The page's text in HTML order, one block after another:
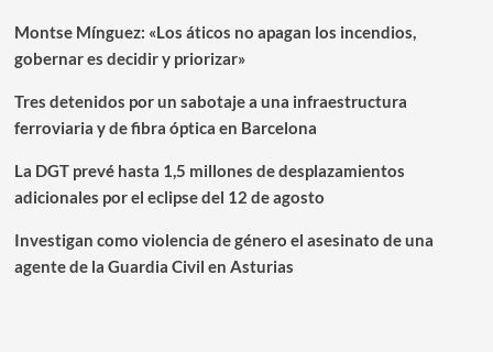
Montse Mínguez: «Los áticos no apagan los incendios,
gobernar es decidir y priorizar»
Tres detenidos por un sabotaje a una infraestructura
ferroviaria y de fibra óptica en Barcelona
La DGT prevé hasta 1,5 millones de desplazamientos
adicionales por el eclipse del 12 de agosto
Investigan como violencia de género el asesinato de una
agente de la Guardia Civil en Asturias